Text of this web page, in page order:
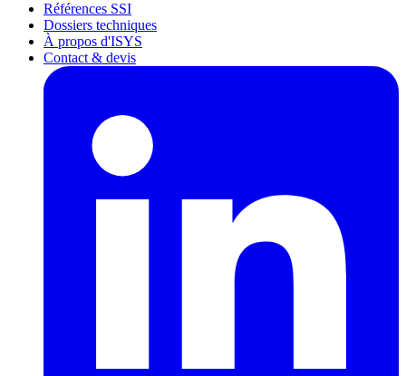
Références SSI
Dossiers techniques
À propos d'ISYS
Contact & devis